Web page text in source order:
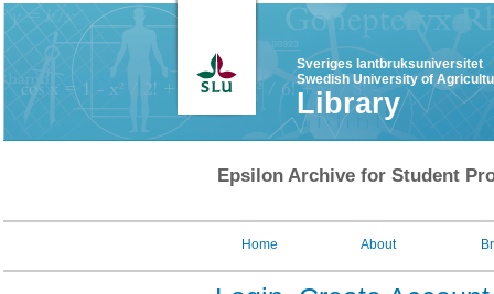
Sveriges lantbruksuniversitet
Swedish University of
Library
Epsilon Archive for Student
Home About